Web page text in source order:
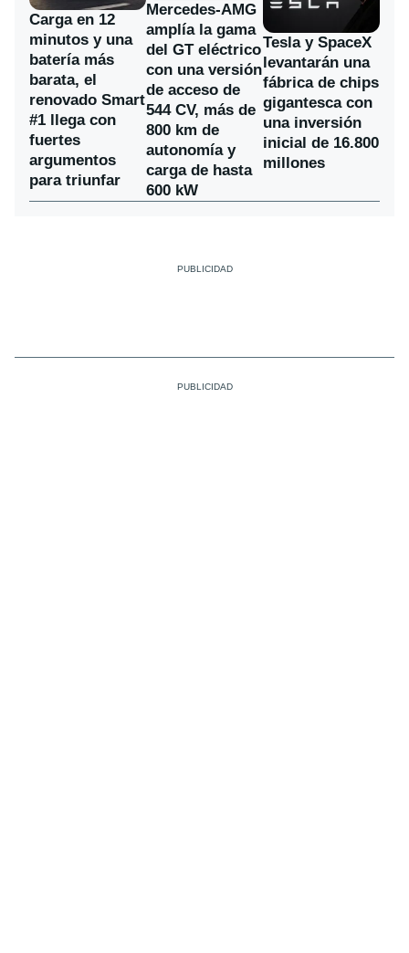
Carga en 12
minutos y una
batería más
barata, el
renovado Smart
#1 llega con
fuertes
argumentos
para triunfar
Mercedes-AMG
amplía la gama
del GT eléctrico
con una versión
de acceso de
544 CV, más de
800 km de
autonomía y
carga de hasta
600 kW
Tesla y SpaceX
levantarán una
fábrica de chips
gigantesca con
una inversión
inicial de 16.800
millones